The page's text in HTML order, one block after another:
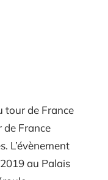
tour de France
France
L’évènement
au Palais